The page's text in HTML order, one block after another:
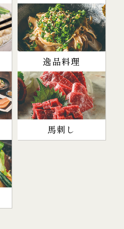
逸品料理
馬刺し